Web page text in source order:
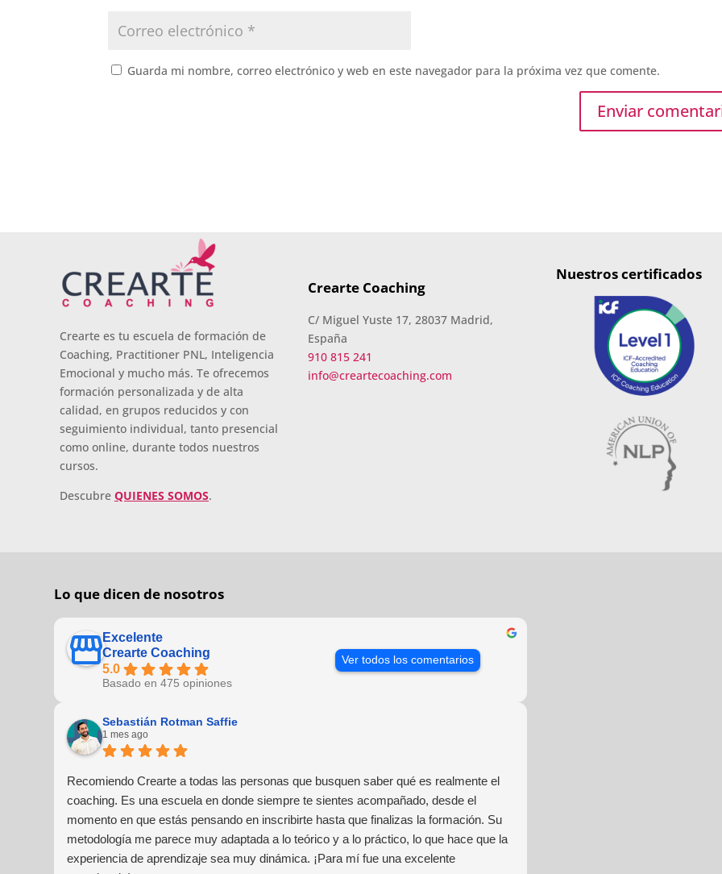
Guarda mi nombre, correo electrónico y web en este navegador para la próxima vez que comente.
Crearte es tu escuela de formación de
Coaching, Practitioner PNL, Inteligencia
Emocional y mucho más. Te ofrecemos
formación personalizada y de alta
calidad, en grupos reducidos y con
seguimiento individual, tanto presencial
como online, durante todos nuestros
cursos.
Descubre QUIENES SOMOS.
Crearte Coaching
C/ Miguel Yuste 17, 28037 Madrid,
España
910 815 241
info@creartecoaching.com
Nuestros certificados
Lo que dicen de nosotros
Excelente
Crearte Coaching
5.0
Basado en 475 opiniones
Ver todos los comentarios
Sebastián Rotman Saffie
1 mes ago
Recomiendo Crearte a todas las personas que busquen saber qué es realmente el
coaching. Es una escuela en donde siempre te sientes acompañado, desde el
momento en que estás pensando en inscribirte hasta que finalizas la formación. Su
metodología me parece muy adaptada a lo teórico y a lo práctico, lo que hace que la
experiencia de aprendizaje sea muy dinámica. ¡Para mí fue una excelente